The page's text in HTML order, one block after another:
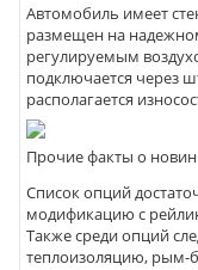
Автомобиль имеет
размещен на
регулируемым
подключается через
располагается
Прочие факты о
Список опций
модификацию с
Также среди опций
теплоизоляцию, рым-